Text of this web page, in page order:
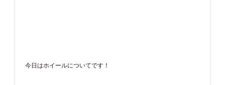
今日はホイールについてです！